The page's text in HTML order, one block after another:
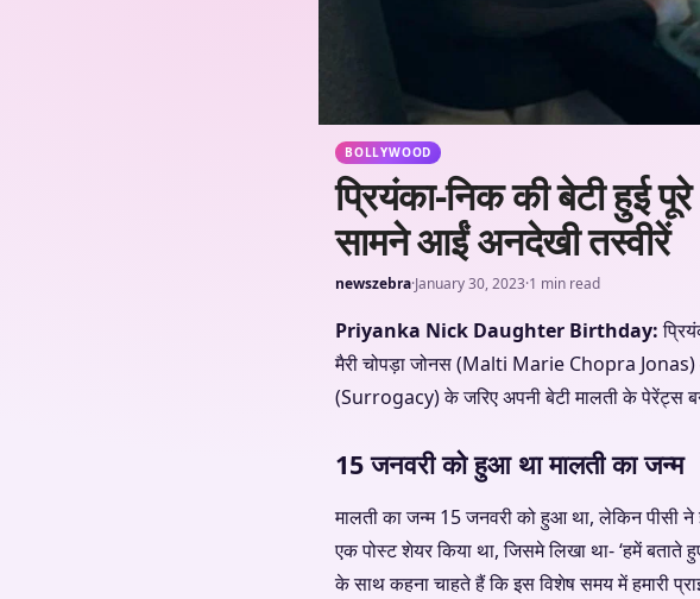
BOLLYWOOD
प्रियंका-निक की बेटी हुई
सामने आईं अनदेखी तस्वीरें
newszebra·January 30, 2023·1 min read
Priyanka Nick Daughter Birthday:
मैरी चोपड़ा जोनस (Malti Marie Chopra
(Surrogacy) के जरिए अपनी बेटी मालती के पेरेंट्स
15 जनवरी को हुआ था मालती का जन्म
मालती का जन्म 15 जनवरी को हुआ था, लेकिन पीसी ने
एक पोस्ट शेयर किया था, जिसमे लिखा था- ‘हमें बताते
के साथ कहना चाहते हैं कि इस विशेष समय में हमारी